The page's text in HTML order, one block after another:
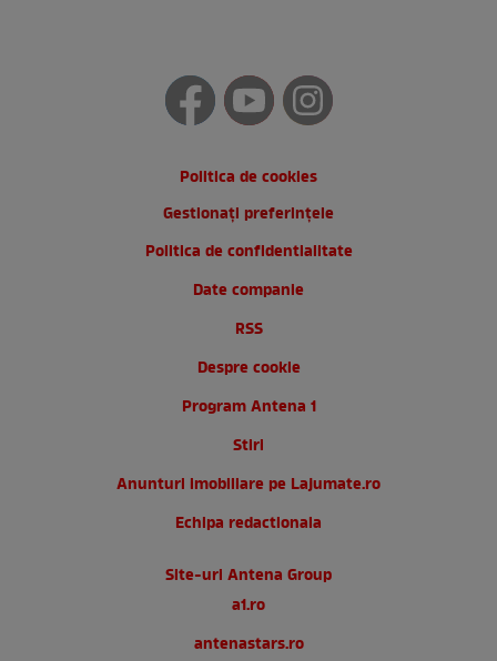
Politica de cookies
Gestionați preferințele
Politica de confidentialitate
Date companie
RSS
Despre cookie
Program Antena 1
Stiri
Anunturi imobiliare pe Lajumate.ro
Echipa redactionala
Site-uri Antena Group
a1.ro
antenastars.ro